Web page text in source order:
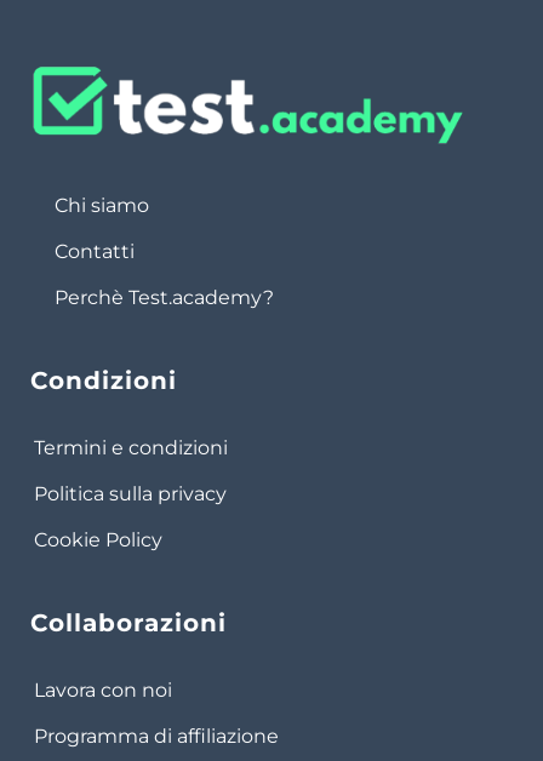
Chi siamo
Contatti
Perchè Test.academy?
Condizioni
Termini e condizioni
Politica sulla privacy
Cookie Policy
Collaborazioni
Lavora con noi
Programma di affiliazione